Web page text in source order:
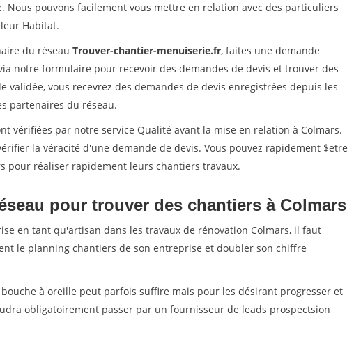
Nous pouvons facilement vous mettre en relation avec des particuliers
Habitat.
du réseau Trouver-chantier-menuiserie.fr, faites une demande
notre formulaire pour recevoir des demandes de devis et trouver des
validée, vous recevrez des demandes de devis enregistrées depuis les
partenaires du réseau.
vérifiées par notre service Qualité avant la mise en relation à Colmars.
la véracité d'une demande de devis. Vous pouvez rapidement $etre
pour réaliser rapidement leurs chantiers travaux.
pour trouver des chantiers à Colmars
en tant qu'artisan dans les travaux de rénovation Colmars, il faut
le planning chantiers de son entreprise et doubler son chiffre
à oreille peut parfois suffire mais pour les désirant progresser et
obligatoirement passer par un fournisseur de leads prospectsion